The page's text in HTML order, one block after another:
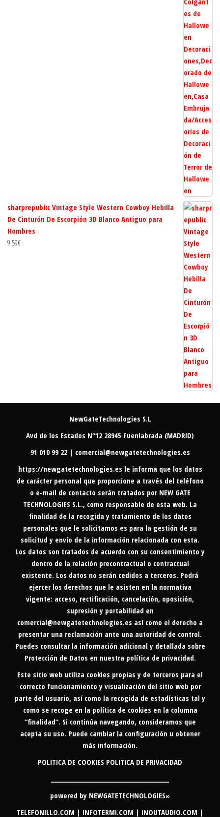
sharprepublic Vintage Style Western Cowboy Hebilla
De Cinturón De Escorpión 3D Blanco Antiguo para
Hombres
9.59€
NewGateTechnologies S.L
Avd de los Estados Nº12 28945 Fuenlabrada (MADRID)
91 010 99 22 | comercial@newgatetechnologies.es
https://newgatetechnologies.es le informa que los datos
de carácter personal que proporcione a través del teléfono
o e-mail de contacto serán tratados por NEW GATE
TECHNOLOGIES S.L., como responsable de esta web. La
finalidad de la recogida y tratamiento de los datos
personales que le solicitamos es para la gestión de su
solicitud y envío de la información relacionada con esta.
Los datos son tratados de acuerdo con su consentimiento y
dentro de la relación precontractual o contractual
existente. Los datos no serán cedidos a terceros. Podrá
ejercer los derechos que le asisten en la normativa
vigente: acceso, rectificación, cancelación, oposición,
supresión y portabilidad en
comercial@newgatetechnologies.es así como el derecho a
presentar una reclamación ante una autoridad de control.
Puedes consultar la información adicional y detallada sobre
Protección de Datos en nuestra política de privacidad.
Este sitio web utiliza cookies propias y de terceros para el
correcto funcionamiento y visualización del sitio web por
parte del usuario, así como la recogida de estadísticas tal y
como se recoge en la política de cookies en la columna
“finalidad”. Si continúa navegando, consideramos que
acepta su uso. Puede cambiar la configuración u obtener
más información.
POLITICA DE COOKIES POLITICA DE PRIVACIDAD
powered by NEWGATETECHNOLOGIES®
TELEFONILLO.COM | INFOTERMI.COM | INOUTAUDIO.COM |